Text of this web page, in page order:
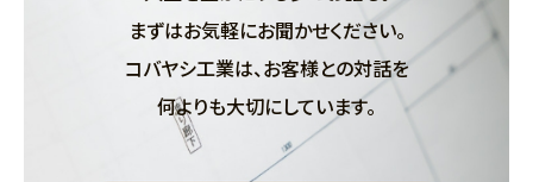
まずはお気軽にお聞かせください。
コバヤシ工業は、お客様との対話を
何よりも大切にしています。